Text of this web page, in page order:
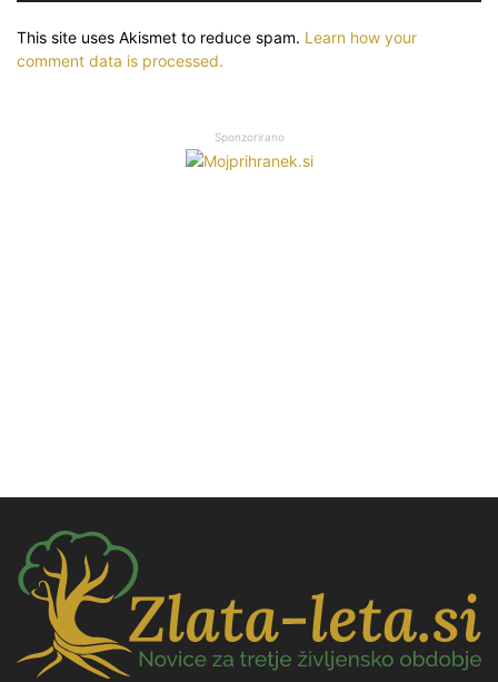
This site uses Akismet to reduce spam. Learn how your
comment data is processed.
Sponzorirano